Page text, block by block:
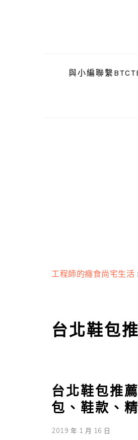
與小編聯繫
工程師的癮食尚宅生活
台北鞋包
台北鞋包推
包、鞋款、
2019 年 1 月 16 日